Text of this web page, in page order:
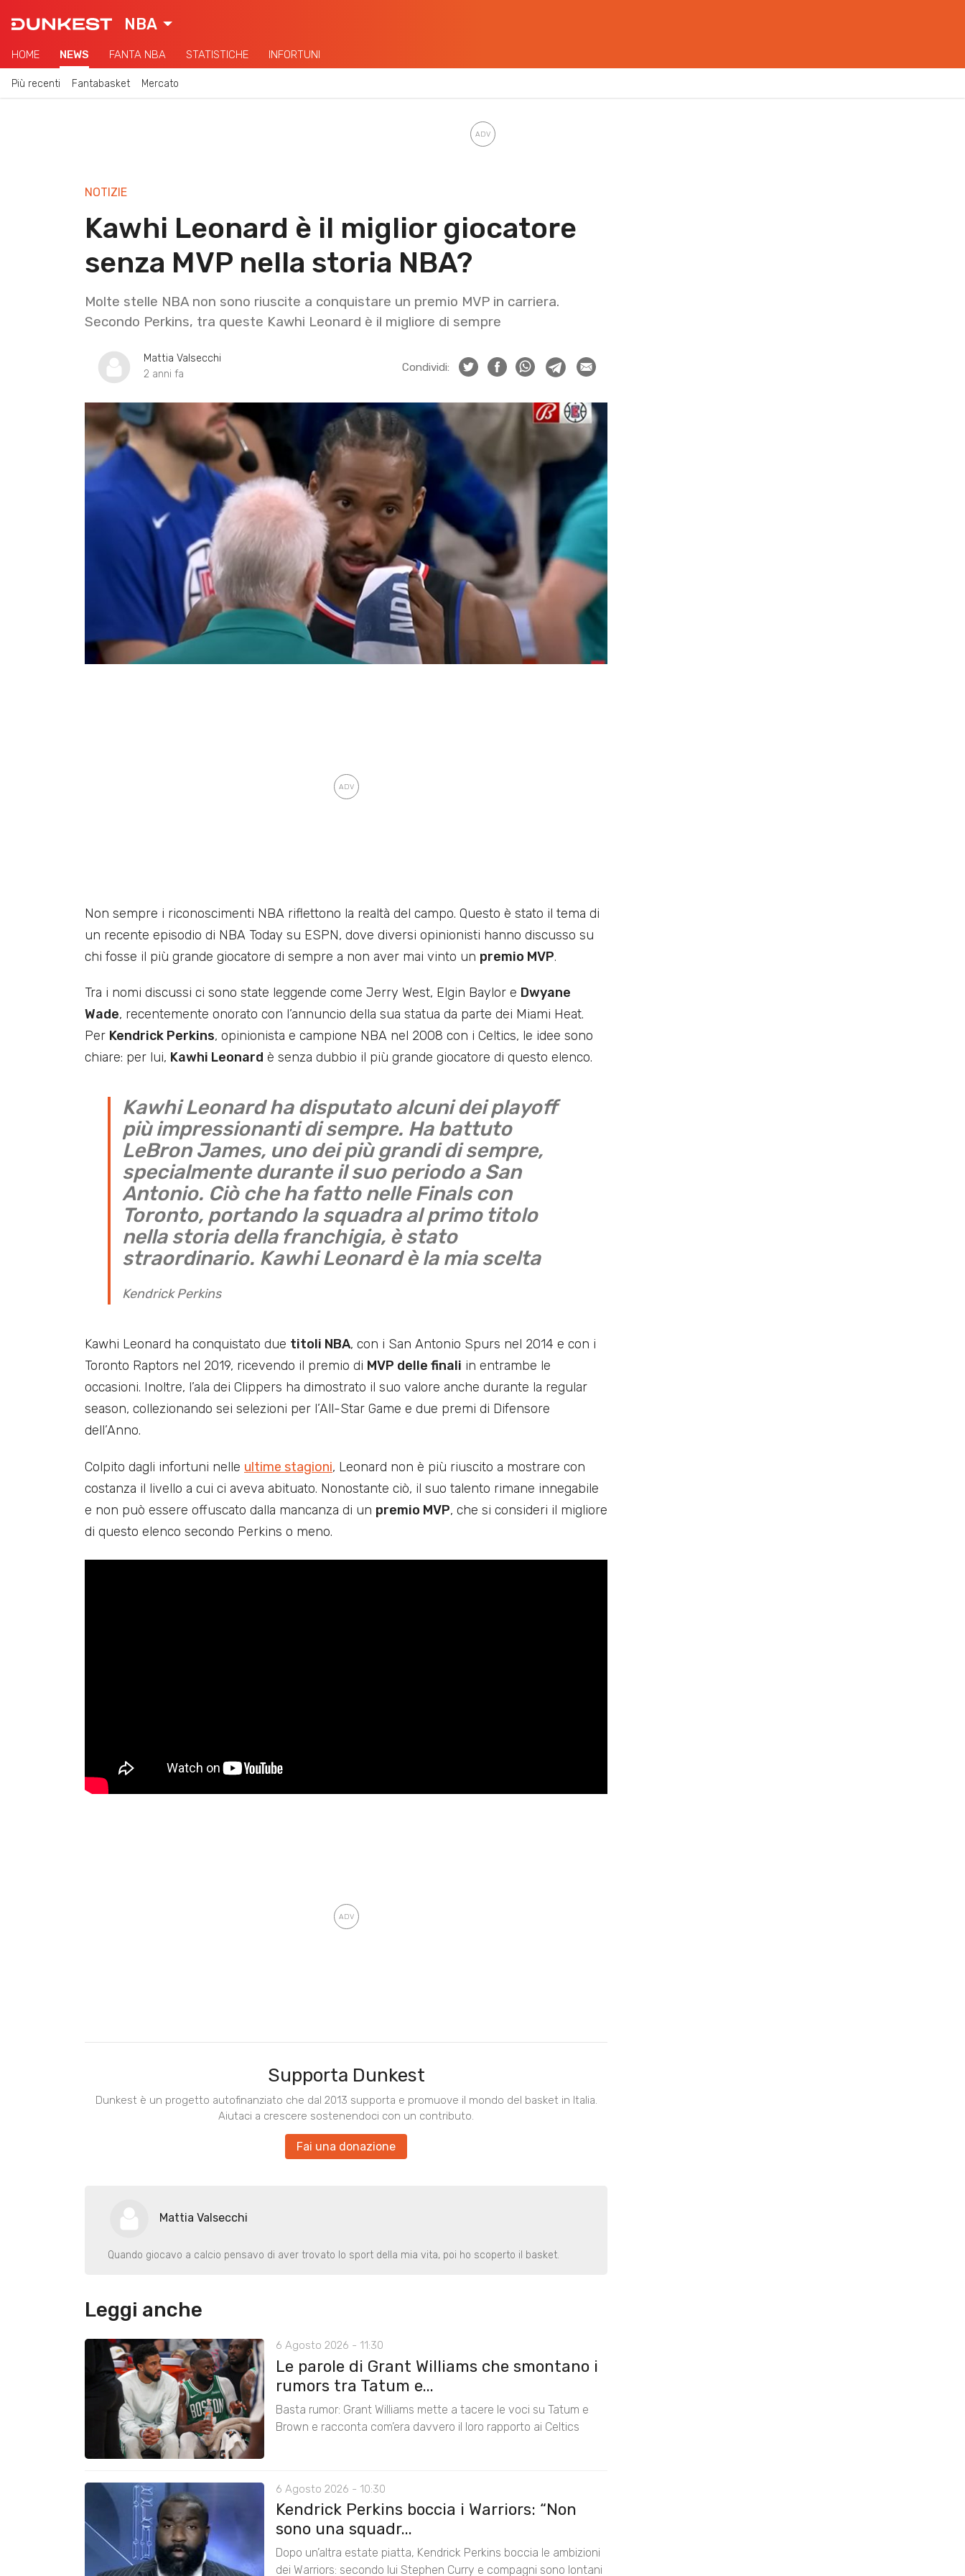
NBA
HOME NEWS FANTA NBA STATISTICHE INFORTUNI
Più recenti Fantabasket Mercato
NOTIZIE
Kawhi Leonard è il miglior giocatore
senza MVP nella storia NBA?
Molte stelle NBA non sono riuscite a conquistare un premio MVP in carriera.
Secondo Perkins, tra queste Kawhi Leonard è il migliore di sempre
Mattia Valsecchi
2 anni fa
Condividi:
Non sempre i riconoscimenti NBA riflettono la realtà del campo. Questo è stato il tema di
un recente episodio di NBA Today su ESPN, dove diversi opinionisti hanno discusso su
chi fosse il più grande giocatore di sempre a non aver mai vinto un premio MVP.
Tra i nomi discussi ci sono state leggende come Jerry West, Elgin Baylor e Dwyane
Wade, recentemente onorato con l’annuncio della sua statua da parte dei Miami Heat.
Per Kendrick Perkins, opinionista e campione NBA nel 2008 con i Celtics, le idee sono
chiare: per lui, Kawhi Leonard è senza dubbio il più grande giocatore di questo elenco.
Kawhi Leonard ha disputato alcuni dei playoff
più impressionanti di sempre. Ha battuto
LeBron James, uno dei più grandi di sempre,
specialmente durante il suo periodo a San
Antonio. Ciò che ha fatto nelle Finals con
Toronto, portando la squadra al primo titolo
nella storia della franchigia, è stato
straordinario. Kawhi Leonard è la mia scelta
Kendrick Perkins
Kawhi Leonard ha conquistato due titoli NBA, con i San Antonio Spurs nel 2014 e con i
Toronto Raptors nel 2019, ricevendo il premio di MVP delle finali in entrambe le
occasioni. Inoltre, l’ala dei Clippers ha dimostrato il suo valore anche durante la regular
season, collezionando sei selezioni per l’All-Star Game e due premi di Difensore
dell’Anno.
Colpito dagli infortuni nelle ultime stagioni, Leonard non è più riuscito a mostrare con
costanza il livello a cui ci aveva abituato. Nonostante ciò, il suo talento rimane innegabile
e non può essere offuscato dalla mancanza di un premio MVP, che si consideri il migliore
di questo elenco secondo Perkins o meno.
Supporta Dunkest
Dunkest è un progetto autofinanziato che dal 2013 supporta e promuove il mondo del basket in Italia.
Aiutaci a crescere sostenendoci con un contributo.
Fai una donazione
Mattia Valsecchi
Quando giocavo a calcio pensavo di aver trovato lo sport della mia vita, poi ho scoperto il basket.
Leggi anche
6 Agosto 2026 - 11:30
Le parole di Grant Williams che smontano i
rumors tra Tatum e...
Basta rumor: Grant Williams mette a tacere le voci su Tatum e
Brown e racconta com’era davvero il loro rapporto ai Celtics
6 Agosto 2026 - 10:30
Kendrick Perkins boccia i Warriors: “Non
sono una squadr...
Dopo un’altra estate piatta, Kendrick Perkins boccia le ambizioni
dei Warriors: secondo lui Stephen Curry e compagni sono lontani